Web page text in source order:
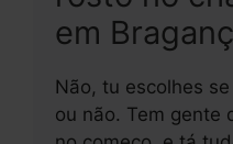
em
Não, tu escolhes
ou não. Tem gente